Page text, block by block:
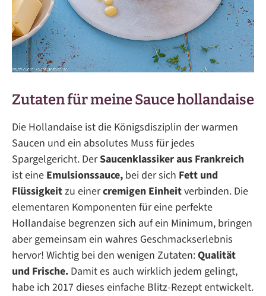
Zutaten für meine Sauce hollandaise
Die Hollandaise ist die Königsdisziplin der warmen
Saucen und ein absolutes Muss für jedes
Spargelgericht. DerSaucenklassiker aus Frankreich
ist eine Emulsionssauce, bei der sich Fett und
Flüssigkeitzu einercremigen Einheitverbinden. Die
elementaren Komponenten für eine perfekte
Hollandaise begrenzen sich auf ein Minimum, bringen
aber gemeinsam ein wahres Geschmackserlebnis
hervor! Wichtig bei den wenigen Zutaten:Qualität
und Frische. Damit es auch wirklich jedem gelingt,
habe ich 2017 dieses einfache Blitz-Rezept entwickelt.